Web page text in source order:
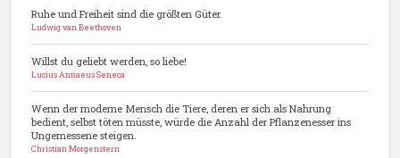
Ruhe und Freiheit sind die größten Güter.
Ludwig van Beethoven
Willst du geliebt werden, so liebe!
Lucius Annaeus Seneca
Wenn der moderne Mensch die Tiere, deren er sich als Nahrung
bedient, selbst töten müsste, würde die Anzahl der Pflanzenesser ins
Ungemessene steigen.
Christian Morgenstern